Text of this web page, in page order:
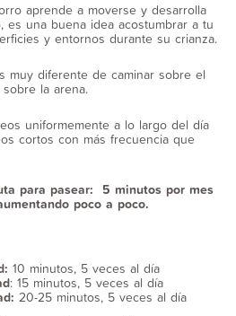
aprende a moverse y desarrolla
es una buena idea acostumbrar a tu
y entornos durante su crianza.
muy diferente de caminar sobre el
la arena.
uniformemente a lo largo del día
cortos con más frecuencia que
para pasear: 5 minutos por mes
poco a poco.
10 minutos, 5 veces al día
: 15 minutos, 5 veces al día
20-25 minutos, 5 veces al día